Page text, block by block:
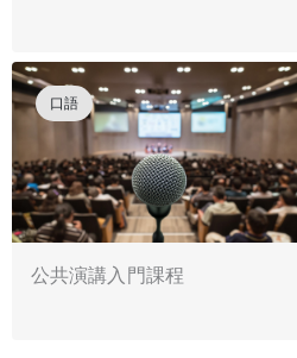
口語
公共演講入門課程